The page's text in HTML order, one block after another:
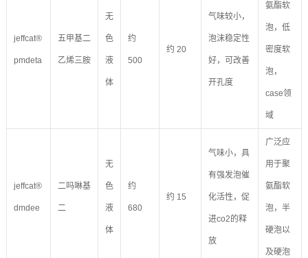
jeffcat®
pmdeta
五甲基二
乙烯三胺
无
色
液
体
约
500
约 20
气味较小，
泡沫稳定性
好，可改善
开孔度
氨酯软
泡，低
密度软
泡，
case领
域
jeffcat®
dmdee
二吗啉基
二
无
色
液
体
约
680
约 15
气味小，具
有强发泡催
化活性，促
进co2的释
放
广泛应
用于聚
氨酯软
泡，半
硬泡以
及硬泡